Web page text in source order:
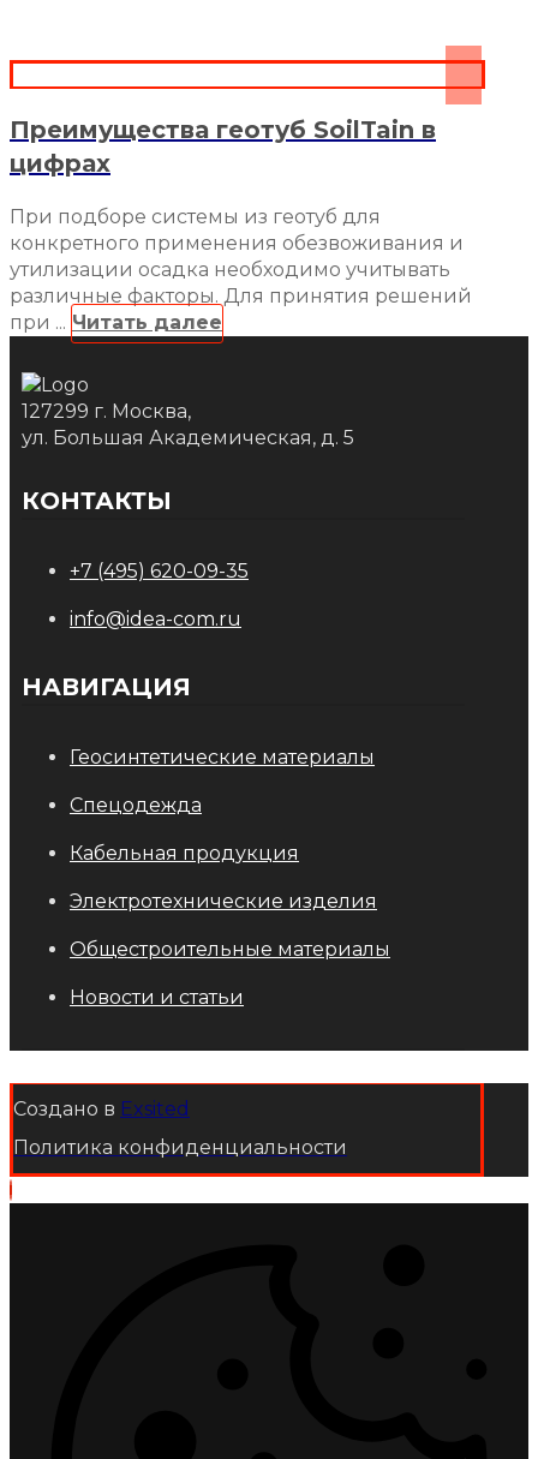
Преимущества геотуб SoilTain в
цифрах
При подборе системы из геотуб для
конкретного применения обезвоживания и
утилизации осадка необходимо учитывать
различные факторы. Для принятия решений
при ... Читать далее
127299 г. Москва,
ул. Большая Академическая, д. 5
КОНТАКТЫ
+7 (495) 620-09-35
info@idea-com.ru
НАВИГАЦИЯ
Геосинтетические материалы
Спецодежда
Кабельная продукция
Электротехнические изделия
Общестроительные материалы
Новости и статьи
Создано в Exsited
Политика конфиденциальности